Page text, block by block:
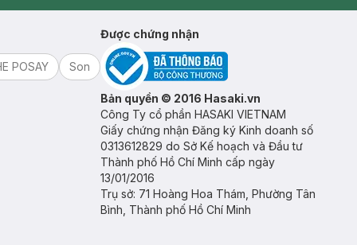
POSAY
Son
Được chứng nhận
Bản quyền © 2016 Hasaki.vn
Công Ty cổ phần HASAKI VIETNAM
Giấy chứng nhận Đăng ký Kinh doanh số
0313612829 do Sở Kế hoạch và Đầu tư
Thành phố Hồ Chí Minh cấp ngày
13/01/2016
Trụ sở: 71 Hoàng Hoa Thám, Phường Tân
Bình, Thành phố Hồ Chí Minh